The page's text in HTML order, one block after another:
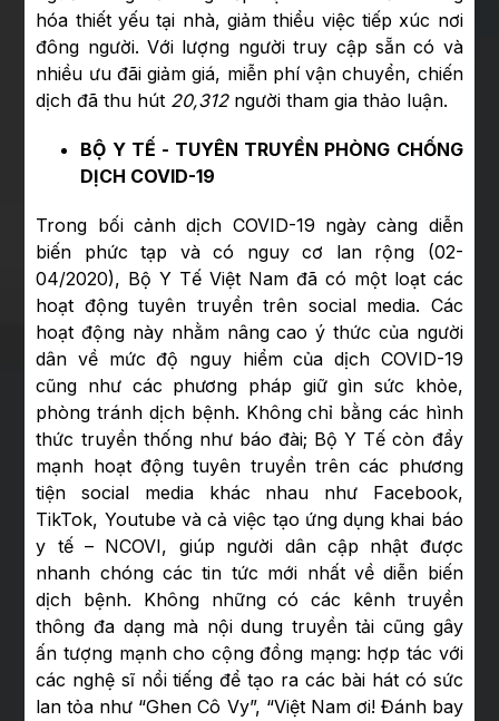
hóa thiết yếu tại nhà, giảm thiểu việc tiếp xúc nơi
đông người. Với lượng người truy cập sẵn có và
nhiều ưu đãi giảm giá, miễn phí vận chuyển, chiến
dịch đã thu hút 20,312người tham gia thảo luận.
BỘ Y TẾ - TUYÊN TRUYỀN PHÒNG CHỐNG
DỊCH COVID-19
Trong bối cảnh dịch COVID-19 ngày càng diễn
biến phức tạp và có nguy cơ lan rộng (02-
04/2020), Bộ Y Tế Việt Nam đã có một loạt các
hoạt động tuyên truyền trên social media. Các
hoạt động này nhằm nâng cao ý thức của người
dân về mức độ nguy hiểm của dịch COVID-19
cũng như các phương pháp giữ gìn sức khỏe,
phòng tránh dịch bệnh. Không chỉ bằng các hình
thức truyền thống như báo đài; Bộ Y Tế còn đẩy
mạnh hoạt động tuyên truyền trên các phương
tiện social media khác nhau như Facebook,
TikTok, Youtube và cả việc tạo ứng dụng khai báo
y tế – NCOVI, giúp người dân cập nhật được
nhanh chóng các tin tức mới nhất về diễn biến
dịch bệnh. Không những có các kênh truyền
thông đa dạng mà nội dung truyền tải cũng gây
ấn tượng mạnh cho cộng đồng mạng: hợp tác với
các nghệ sĩ nổi tiếng để tạo ra các bài hát có sức
lan tỏa như “Ghen Cô Vy”, “Việt Nam ơi! Đánh bay